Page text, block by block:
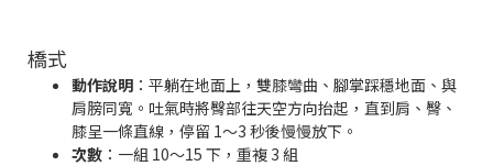
橋式
動作說明 ：平躺在地面上，雙膝彎曲、腳掌踩穩地面、與
肩膀同寬。吐氣時將臀部往天空方向抬起，直到肩、臀、
膝呈一條直線，停留 1～3 秒後慢慢放下。
次數 ：一組 10～15 下，重複 3 組